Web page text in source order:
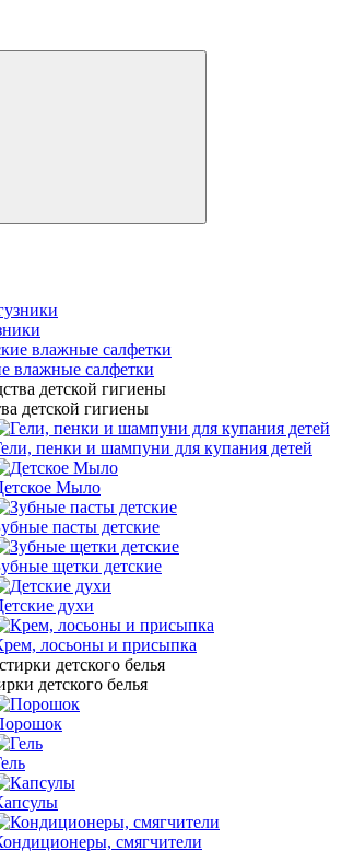
влажные салфетки
детской гигиены
пенки и шампуни для купания детей
Мыло
пасты детские
щетки детские
духи
лосьоны и присыпка
детского белья
смягчители